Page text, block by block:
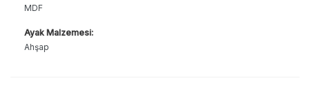
MDF
Ayak Malzemesi:
Ahşap